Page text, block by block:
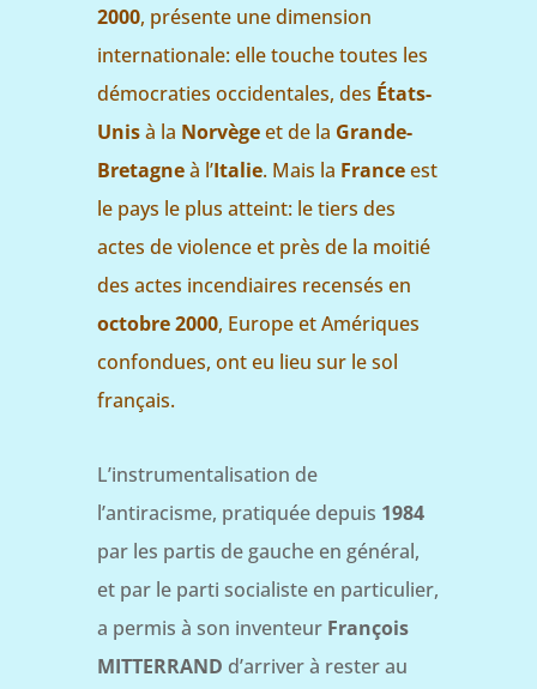
2000, présente une dimension
internationale: elle touche toutes les
démocraties occidentales, des États-
Unisà la Norvègeet de la Grande-
Bretagneà l’Italie. Mais la Franceest
le pays le plus atteint: le tiers des
actes de violence et près de la moitié
des actes incendiaires recensés en
octobre 2000, Europe et Amériques
confondues, ont eu lieu sur le sol
français.
L’instrumentalisation de
l’antiracisme, pratiquée depuis 1984
par les partis de gauche en général,
et par le parti socialiste en particulier,
a permis à son inventeur François
MITTERRAND d’arriver à rester au